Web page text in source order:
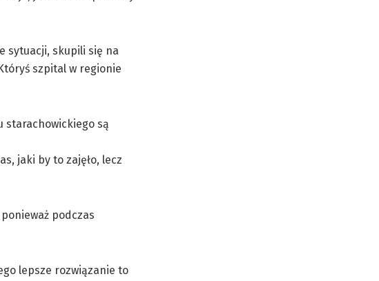
sytuacji, skupili się na
szpital w regionie
starachowickiego są
jaki by to zajęło, lecz
podczas
lepsze rozwiązanie to